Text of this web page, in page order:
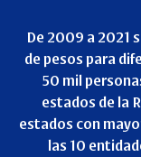
De 2009 a 2021
de pesos para
50 mil
estados de la
estados con
las 10